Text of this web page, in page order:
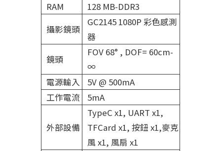
RAM
128 MB-DDR3
攝影鏡頭
GC2145 1080P 彩色感測
器
鏡頭
FOV 68° , DOF= 60cm-
∞
電源輸入
5V @ 500mA
工作電流
5mA
外部設備
TypeC x1, UART x1,
TFCard x1, 按鈕 x1,麥克
風 x1, 風扇 x1